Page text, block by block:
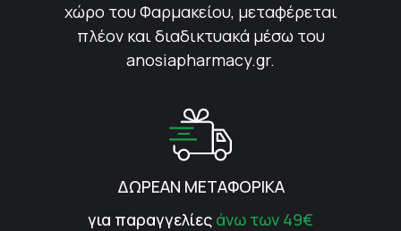
χώρο του Φαρμακείου, μεταφέρεται
πλέον και διαδικτυακά μέσω του
anosiapharmacy.gr.
ΔΩΡΕΑΝ ΜΕΤΑΦΟΡΙΚΑ
για παραγγελίες άνω των 49€